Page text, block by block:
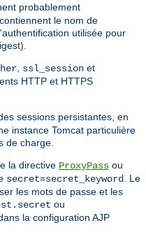
probablement
le nom de
utilisée pour
ssl_session et
HTTP et HTTPS
sessions persistantes, en
instance Tomcat particulière
de charge.
la directive ProxyPass ou
secret=secret_keyword
. Le
les mots de passe et les
ou
la configuration AJP